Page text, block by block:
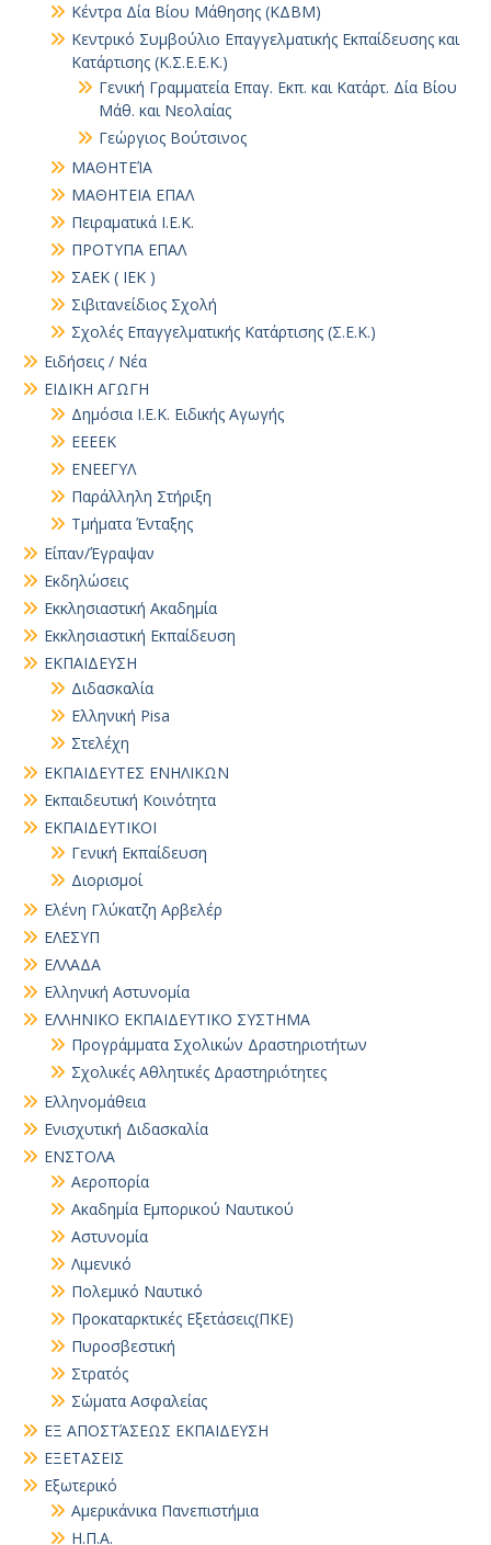
Κέντρα Δία Βίου Μάθησης (ΚΔΒΜ)
Κεντρικό Συμβούλιο Επαγγελματικής Εκπαίδευσης και
Κατάρτισης (Κ.Σ.Ε.Ε.Κ.)
Γενική Γραμματεία Επαγ. Εκπ. και Κατάρτ. Δία Βίου
Μάθ. και Νεολαίας
Γεώργιος Βούτσινος
ΜΑΘΗΤΕΊΑ
ΜΑΘΗΤΕΙΑ ΕΠΑΛ
Πειραματικά Ι.Ε.Κ.
ΠΡΟΤΥΠΑ ΕΠΑΛ
ΣΑΕΚ ( ΙΕΚ )
Σιβιτανείδιος Σχολή
Σχολές Επαγγελματικής Κατάρτισης (Σ.Ε.Κ.)
Ειδήσεις / Νέα
ΕΙΔΙΚΗ ΑΓΩΓΗ
Δημόσια Ι.Ε.Κ. Ειδικής Αγωγής
ΕΕΕΕΚ
ΕΝΕΕΓΥΛ
Παράλληλη Στήριξη
Τμήματα Ένταξης
Είπαν/Έγραψαν
Εκδηλώσεις
Εκκλησιαστική Ακαδημία
Εκκλησιαστική Εκπαίδευση
ΕΚΠΑΙΔΕΥΣΗ
Διδασκαλία
Ελληνική Pisa
Στελέχη
ΕΚΠΑΙΔΕΥΤΕΣ ΕΝΗΛΙΚΩΝ
Εκπαιδευτική Κοινότητα
ΕΚΠΑΙΔΕΥΤΙΚΟΙ
Γενική Εκπαίδευση
Διορισμοί
Ελένη Γλύκατζη Αρβελέρ
ΕΛΕΣΥΠ
ΕΛΛΑΔΑ
Ελληνική Αστυνομία
ΕΛΛΗΝΙΚΟ ΕΚΠΑΙΔΕΥΤΙΚΟ ΣΥΣΤΗΜΑ
Προγράμματα Σχολικών Δραστηριοτήτων
Σχολικές Αθλητικές Δραστηριότητες
Ελληνομάθεια
Ενισχυτική Διδασκαλία
ΕΝΣΤΟΛΑ
Αεροπορία
Ακαδημία Εμπορικού Ναυτικού
Αστυνομία
Λιμενικό
Πολεμικό Ναυτικό
Προκαταρκτικές Εξετάσεις(ΠΚΕ)
Πυροσβεστική
Στρατός
Σώματα Ασφαλείας
ΕΞ ΑΠΟΣΤΆΣΕΩΣ ΕΚΠΑΙΔΕΥΣΗ
ΕΞΕΤΑΣΕΙΣ
Εξωτερικό
Αμερικάνικα Πανεπιστήμια
Η.Π.Α.